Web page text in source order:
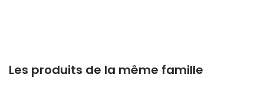
Les produits de la même famille